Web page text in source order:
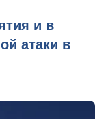
и в
атаки в